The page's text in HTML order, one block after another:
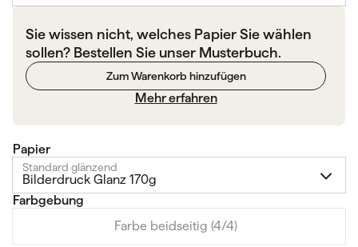
Sie wissen nicht, welches Papier Sie wählen
sollen? Bestellen Sie unser Musterbuch.
Zum Warenkorb hinzufügen
Mehr erfahren
Papier
Standard glänzend
Bilderdruck Glanz 170g
Farbgebung
Farbe beidseitig (4/4)